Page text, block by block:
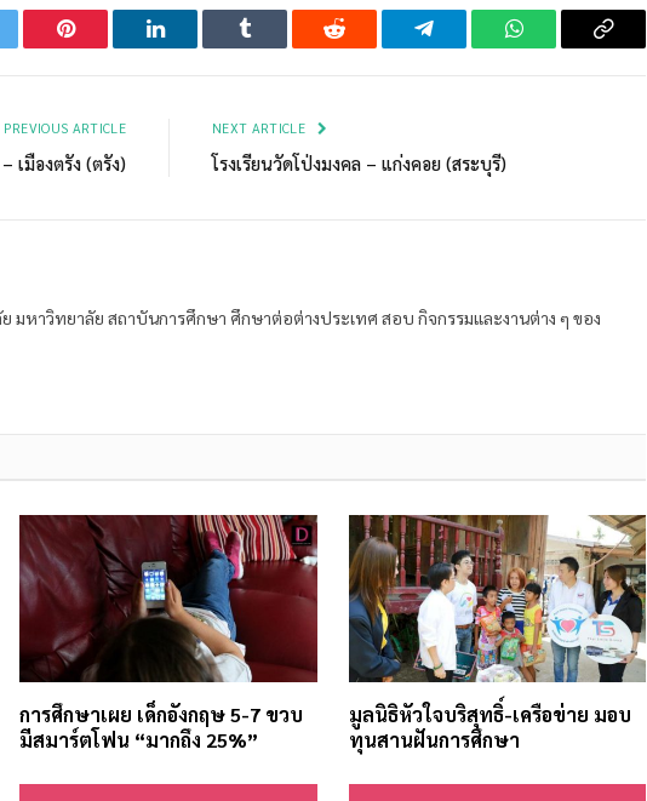
Pinterest LinkedIn Tumblr Reddit Telegram WhatsAppCopy
PREVIOUS ARTICLE
เมืองตรัง (ตรัง)
NEXT ARTICLE
โรงเรียนวัดโป่งมงคล – แก่งคอย (สระบุรี)
ย มหาวิทยาลัย สถาบันการศึกษา ศึกษาต่อต่างประเทศ สอบ กิจกรรมและงานต่าง ๆ ของ
การศึกษาเผย เด็กอังกฤษ 5-7 ขวบ
มีสมาร์ตโฟน “มากถึง 25%”
มูลนิธิหัวใจบริสุทธิ์-เครือข่าย มอบ
ทุนสานฝันการศึกษา